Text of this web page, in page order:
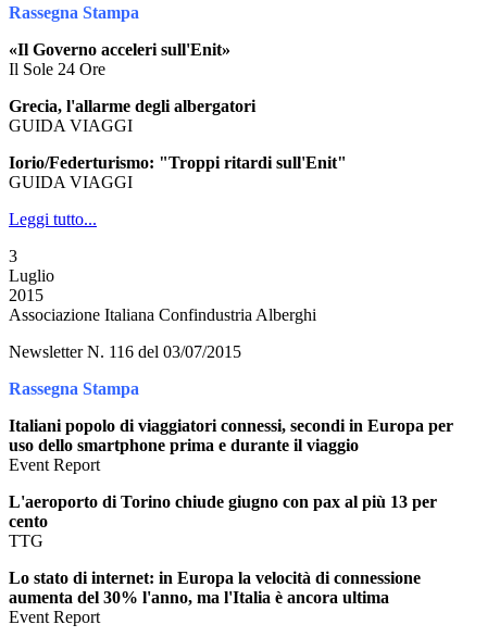
Rassegna Stampa
«Il Governo acceleri sull'Enit»
Il Sole 24 Ore
Grecia, l'allarme degli albergatori
GUIDA VIAGGI
Iorio/Federturismo: "Troppi ritardi sull'Enit"
GUIDA VIAGGI
Leggi tutto...
3
Luglio
2015
Associazione Italiana Confindustria Alberghi
Newsletter N. 116 del 03/07/2015
Rassegna Stampa
Italiani popolo di viaggiatori connessi, secondi in Europa per
uso dello smartphone prima e durante il viaggio
Event Report
L'aeroporto di Torino chiude giugno con pax al più 13 per
cento
TTG
Lo stato di internet: in Europa la velocità di connessione
aumenta del 30% l'anno, ma l'Italia è ancora ultima
Event Report